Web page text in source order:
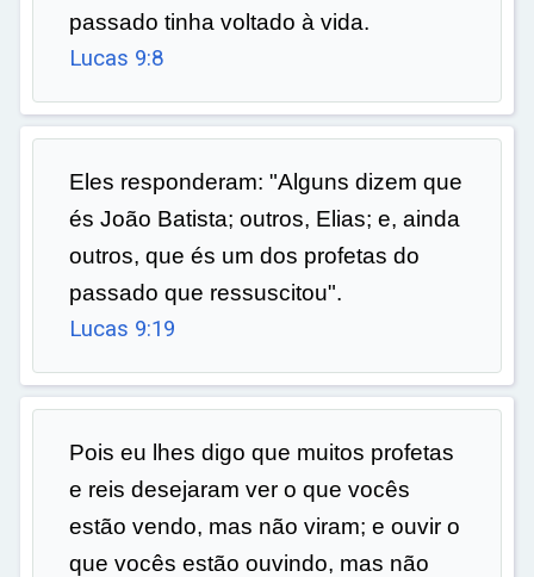
passado tinha voltado à vida.
Lucas 9:8
Eles responderam: "Alguns dizem que
és João Batista; outros, Elias; e, ainda
outros, que és um dos profetas do
passado que ressuscitou".
Lucas 9:19
Pois eu lhes digo que muitos profetas
e reis desejaram ver o que vocês
estão vendo, mas não viram; e ouvir o
que vocês estão ouvindo, mas não